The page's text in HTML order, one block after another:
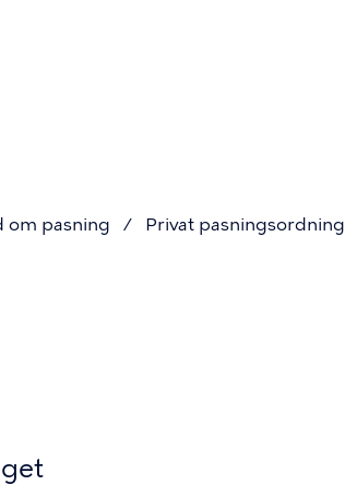
om pasning Privat pasningsordning